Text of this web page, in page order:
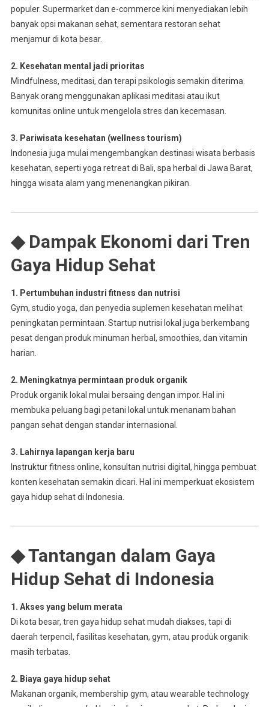
populer. Supermarket dan e-commerce kini menyediakan lebih
banyak opsi makanan sehat, sementara restoran sehat
menjamur di kota besar.
2. Kesehatan mental jadi prioritas
Mindfulness, meditasi, dan terapi psikologis semakin diterima.
Banyak orang menggunakan aplikasi meditasi atau ikut
komunitas online untuk mengelola stres dan kecemasan.
3. Pariwisata kesehatan (wellness tourism)
Indonesia juga mulai mengembangkan destinasi wisata berbasis
kesehatan, seperti yoga retreat di Bali, spa herbal di Jawa Barat,
hingga wisata alam yang menenangkan pikiran.
◆ Dampak Ekonomi dari Tren
Gaya Hidup Sehat
1. Pertumbuhan industri fitness dan nutrisi
Gym, studio yoga, dan penyedia suplemen kesehatan melihat
peningkatan permintaan. Startup nutrisi lokal juga berkembang
pesat dengan produk minuman herbal, smoothies, dan vitamin
harian.
2. Meningkatnya permintaan produk organik
Produk organik lokal mulai bersaing dengan impor. Hal ini
membuka peluang bagi petani lokal untuk menanam bahan
pangan sehat dengan standar internasional.
3. Lahirnya lapangan kerja baru
Instruktur fitness online, konsultan nutrisi digital, hingga pembuat
konten kesehatan semakin dicari. Hal ini memperkuat ekosistem
gaya hidup sehat di Indonesia.
◆ Tantangan dalam Gaya
Hidup Sehat di Indonesia
1. Akses yang belum merata
Di kota besar, tren gaya hidup sehat mudah diakses, tapi di
daerah terpencil, fasilitas kesehatan, gym, atau produk organik
masih terbatas.
2. Biaya gaya hidup sehat
Makanan organik, membership gym, atau wearable technology